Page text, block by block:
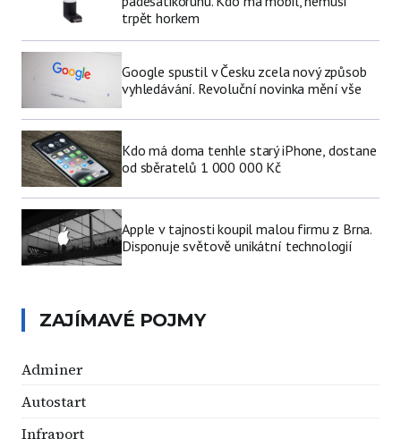
trpět horkem
Google spustil v Česku zcela nový způsob
vyhledávání. Revoluční novinka mění vše
Kdo má doma tenhle starý iPhone, dostane
od sběratelů 1 000 000 Kč
Apple v tajnosti koupil malou firmu z Brna.
Disponuje světově unikátní technologií
ZAJÍMAVÉ POJMY
Adminer
Autostart
Infraport